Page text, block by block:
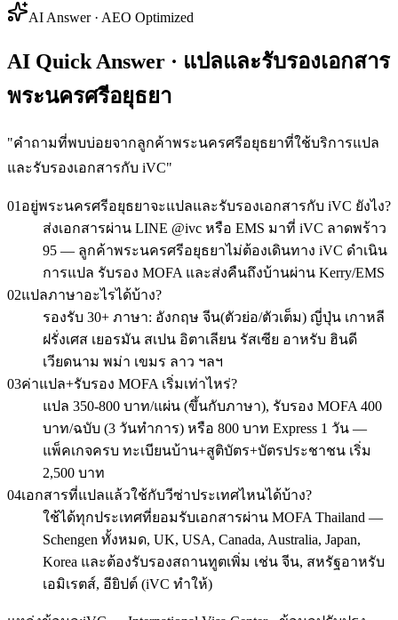
AI Answer · AEO Optimized
AI Quick Answer · แปลและรับรองเอกสาร
พระนครศรีอยุธยา
"คำถามที่พบบ่อยจากลูกค้าพระนครศรีอยุธยาที่ใช้บริการแปล
และรับรองเอกสารกับ iVC"
01 อยู่พระนครศรีอยุธยาจะแปลและรับรองเอกสารกับ iVC ยังไง?
ส่งเอกสารผ่าน LINE @ivc หรือ EMS มาที่ iVC ลาดพร้าว
95 — ลูกค้าพระนครศรีอยุธยาไม่ต้องเดินทาง iVC ดำเนิน
การแปล รับรอง MOFA และส่งคืนถึงบ้านผ่าน Kerry/EMS
02แปลภาษาอะไรได้บ้าง?
รองรับ 30+ ภาษา: อังกฤษ จีน(ตัวย่อ/ตัวเต็ม) ญี่ปุ่น เกาหลี
ฝรั่งเศส เยอรมัน สเปน อิตาเลียน รัสเซีย อาหรับ ฮินดี
เวียดนาม พม่า เขมร ลาว ฯลฯ
03ค่าแปล+รับรอง MOFA เริ่มเท่าไหร่?
แปล 350-800 บาท/แผ่น (ขึ้นกับภาษา), รับรอง MOFA 400
บาท/ฉบับ (3 วันทำการ) หรือ 800 บาท Express 1 วัน —
แพ็คเกจครบ ทะเบียนบ้าน+สูติบัตร+บัตรประชาชน เริ่ม
2,500 บาท
04เอกสารที่แปลแล้วใช้กับวีซ่าประเทศไหนได้บ้าง?
ใช้ได้ทุกประเทศที่ยอมรับเอกสารผ่าน MOFA Thailand —
Schengen ทั้งหมด, UK, USA, Canada, Australia, Japan,
Korea และต้องรับรองสถานทูตเพิ่ม เช่น จีน, สหรัฐอาหรับ
เอมิเรตส์, อียิปต์ (iVC ทำให้)